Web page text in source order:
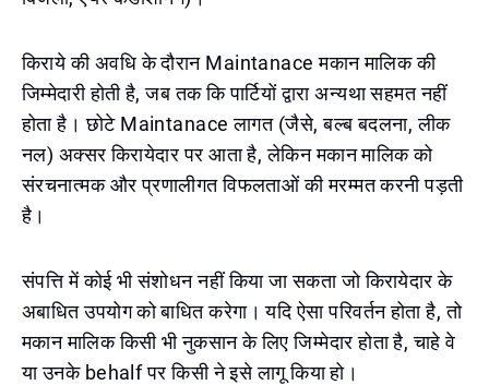
किराये की अवधि के दौरान Maintanace मकान मालिक की
जिम्मेदारी होती है, जब तक कि पार्टियों द्वारा अन्यथा सहमत नहीं
होता है। छोटे Maintanace लागत (जैसे, बल्ब बदलना, लीक
नल) अक्सर किरायेदार पर आता है, लेकिन मकान मालिक को
संरचनात्मक और प्रणालीगत विफलताओं की मरम्मत करनी पड़ती
है।
संपत्ति में कोई भी संशोधन नहीं किया जा सकता जो किरायेदार के
अबाधित उपयोग को बाधित करेगा। यदि ऐसा परिवर्तन होता है, तो
मकान मालिक किसी भी नुकसान के लिए जिम्मेदार होता है, चाहे वे
या उनके behalf पर किसी ने इसे लागू किया हो।